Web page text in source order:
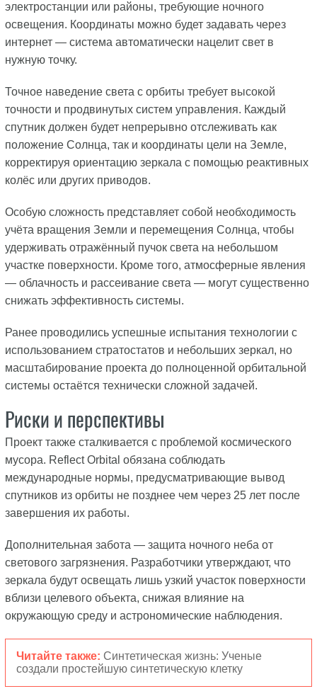
электростанции или районы, требующие ночного
освещения. Координаты можно будет задавать через
интернет — система автоматически нацелит свет в
нужную точку.
Точное наведение света с орбиты требует высокой
точности и продвинутых систем управления. Каждый
спутник должен будет непрерывно отслеживать как
положение Солнца, так и координаты цели на Земле,
корректируя ориентацию зеркала с помощью реактивных
колёс или других приводов.
Особую сложность представляет собой необходимость
учёта вращения Земли и перемещения Солнца, чтобы
удерживать отражённый пучок света на небольшом
участке поверхности. Кроме того, атмосферные явления
— облачность и рассеивание света — могут существенно
снижать эффективность системы.
Ранее проводились успешные испытания технологии с
использованием стратостатов и небольших зеркал, но
масштабирование проекта до полноценной орбитальной
системы остаётся технически сложной задачей.
Риски и перспективы
Проект также сталкивается с проблемой космического
мусора. Reflect Orbital обязана соблюдать
международные нормы, предусматривающие вывод
спутников из орбиты не позднее чем через 25 лет после
завершения их работы.
Дополнительная забота — защита ночного неба от
светового загрязнения. Разработчики утверждают, что
зеркала будут освещать лишь узкий участок поверхности
вблизи целевого объекта, снижая влияние на
окружающую среду и астрономические наблюдения.
Читайте также: Синтетическая жизнь: Ученые
создали простейшую синтетическую клетку